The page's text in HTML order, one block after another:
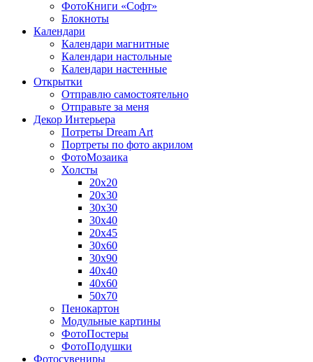
ФотоКниги «Софт»
Блокноты
Календари
Календари магнитные
Календари настольные
Календари настенные
Открытки
Отправлю самостоятельно
Отправьте за меня
Декор Интерьера
Потреты Dream Art
Портреты по фото акрилом
ФотоМозаика
Холсты
20х20
20х30
30х30
30х40
20х45
30х60
30х90
40х40
40х60
50х70
Пенокартон
Модульные картины
ФотоПостеры
ФотоПодушки
Фотоcувениры